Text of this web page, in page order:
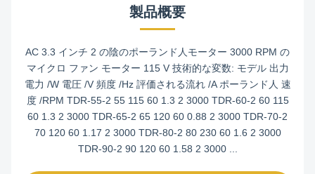
製品概要
AC 3.3 インチ 2 の陰のポーランド人モーター 3000 RPM の
マイクロ ファン モーター 115 V 技術的な変数: モデル 出力
電力 /W 電圧 /V 頻度 /Hz 評価される流れ /A ポーランド人 速
度 /RPM TDR-55-2 55 115 60 1.3 2 3000 TDR-60-2 60 115
60 1.3 2 3000 TDR-65-2 65 120 60 0.88 2 3000 TDR-70-2
70 120 60 1.17 2 3000 TDR-80-2 80 230 60 1.6 2 3000
TDR-90-2 90 120 60 1.58 2 3000 ...